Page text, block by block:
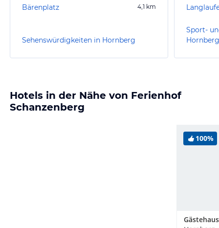
Bärenplatz 4,1 km
Sehenswürdigkeiten in Hornberg
Sport-
Hornberg
Hotels in der Nähe von Ferienhof
Schanzenberg
100%